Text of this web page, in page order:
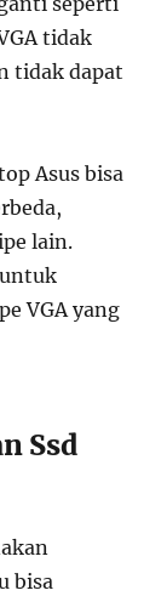
tidak
tidak dapat
Asus bisa
lain.
VGA yang
Ssd
bisa